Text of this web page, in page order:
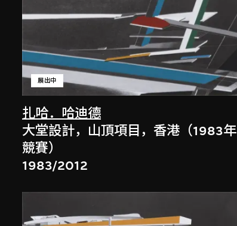
扎哈．哈迪德
展出中
大堂設計，山頂項目，香港（1983年
競賽）
1983/2012